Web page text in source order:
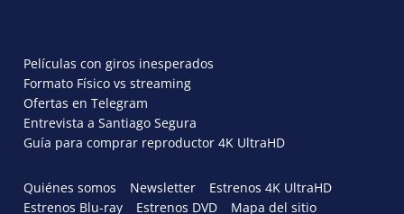
Películas con giros inesperados
Formato Físico vs streaming
Ofertas en Telegram
Entrevista a Santiago Segura
Guía para comprar reproductor 4K UltraHD
Quiénes somos Newsletter
Estrenos 4K UltraHD
Estrenos Blu-ray
Estrenos DVD Mapa del sitio